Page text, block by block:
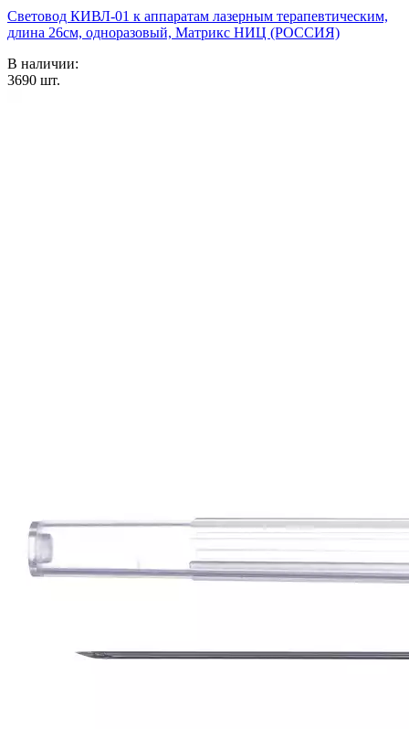
Световод КИВЛ-01 к аппаратам лазерным терапевтическим,
длина 26см, одноразовый, Матрикс НИЦ (РОССИЯ)
В наличии:
3690 шт.